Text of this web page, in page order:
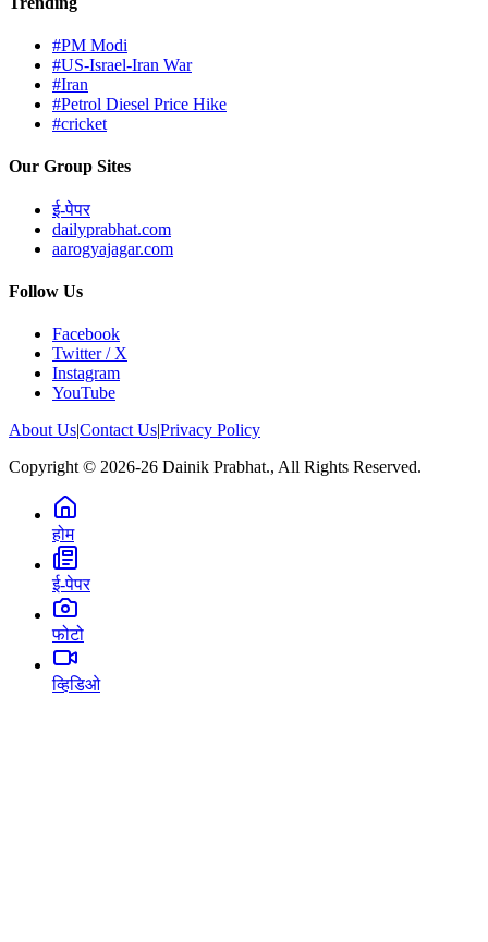
#PM Modi
#US-Israel-Iran War
#Iran
#Petrol Diesel Price Hike
#cricket
Our Group Sites
ई-पेपर
dailyprabhat.com
aarogyajagar.com
Follow Us
Facebook
Twitter / X
Instagram
YouTube
About Us|Contact Us|Privacy Policy
Copyright © 2026-26 Dainik Prabhat., All Rights Reserved.
होम
ई-पेपर
फोटो
व्हिडिओ